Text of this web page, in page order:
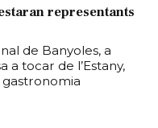
representants
de Banyoles, a
a tocar de l’Estany,